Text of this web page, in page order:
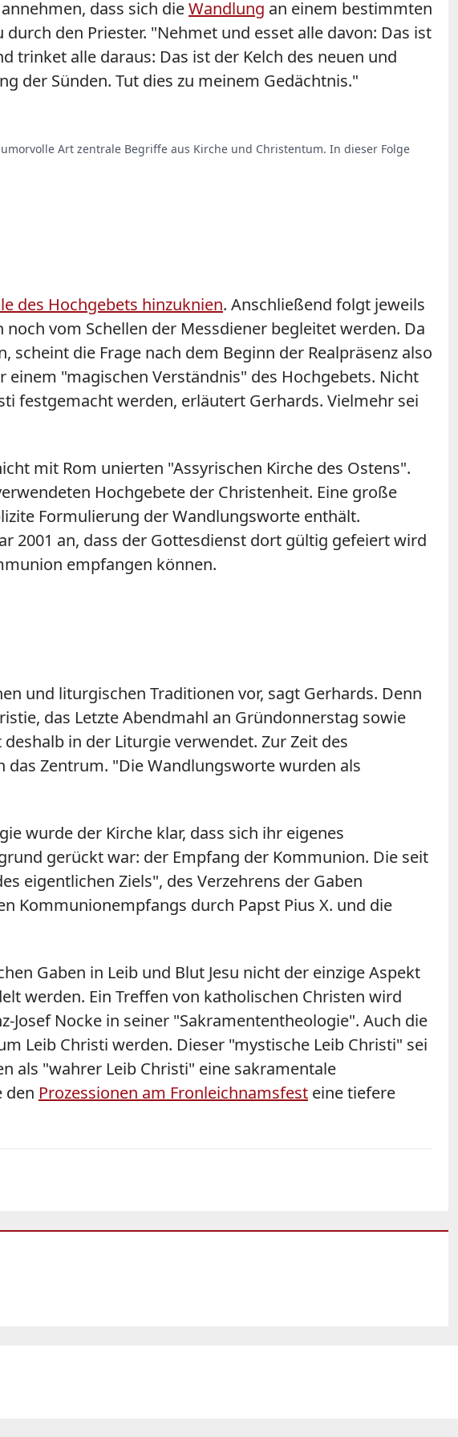
dass sich dieWandlung an einem bestimmten
den Priester. "Nehmet und esset alle davon: Das ist
trinket alle daraus: Das ist der Kelch des neuen und
der Sünden. Tut dies zu meinem Gedächtnis."
Art zentrale Begriffe aus Kirche und Christentum. In dieser Folge
des Hochgebets hinzuknien. Anschließend folgt jeweils
vom Schellen der Messdiener begleitet werden. Da
die Frage nach dem Beginn der Realpräsenz also
"magischen Verständnis" des Hochgebets. Nicht
festgemacht werden, erläutert Gerhards. Vielmehr sei
mit Rom unierten "Assyrischen Kirche des Ostens".
Hochgebete der Christenheit. Eine große
Formulierung der Wandlungsworte enthält.
2001 an, dass der Gottesdienst dort gültig gefeiert wird
empfangen können.
und liturgischen Traditionen vor, sagt Gerhards. Denn
das Letzte Abendmahl an Gründonnerstag sowie
in der Liturgie verwendet. Zur Zeit des
Zentrum. "Die Wandlungsworte wurden als
wurde der Kirche klar, dass sich ihr eigenes
gerückt war: der Empfang der Kommunion. Die seit
eigentlichen Ziels", des Verzehrens der Gaben
Kommunionempfangs durch Papst Pius X. und die
Gaben in Leib und Blut Jesu nicht der einzige Aspekt
werden. Ein Treffen von katholischen Christen wird
Nocke in seiner "Sakramententheologie". Auch die
Leib Christi werden. Dieser "mystische Leib Christi" sei
als "wahrer Leib Christi" eine sakramentale
den Prozessionen am Fronleichnamsfest eine tiefere